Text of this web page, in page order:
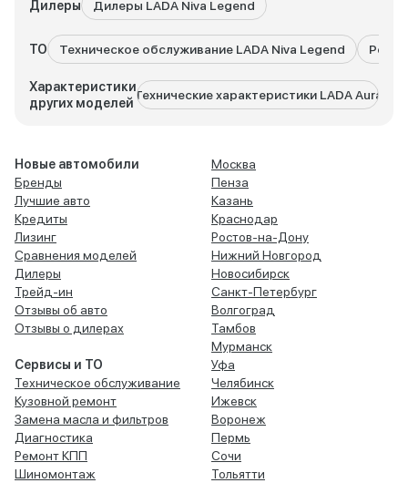
Дилеры Дилеры LADA Niva Legend
ТО Техническое обслуживание LADA Niva Legend
Характеристики
других моделей
Технические характеристики LADA Aura
Новые автомобили
Бренды
Лучшие авто
Кредиты
Лизинг
Сравнения моделей
Дилеры
Трейд-ин
Отзывы об авто
Отзывы о дилерах
Сервисы и ТО
Техническое обслуживание
Кузовной ремонт
Замена масла и фильтров
Диагностика
Ремонт КПП
Шиномонтаж
Москва
Пенза
Казань
Краснодар
Ростов-на-Дону
Нижний Новгород
Новосибирск
Санкт-Петербург
Волгоград
Тамбов
Мурманск
Уфа
Челябинск
Ижевск
Воронеж
Пермь
Сочи
Тольятти